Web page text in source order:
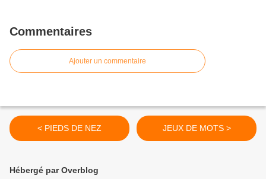
Commentaires
Ajouter un commentaire
< PIEDS DE NEZ JEUX DE MOTS >
Hébergé par Overblog